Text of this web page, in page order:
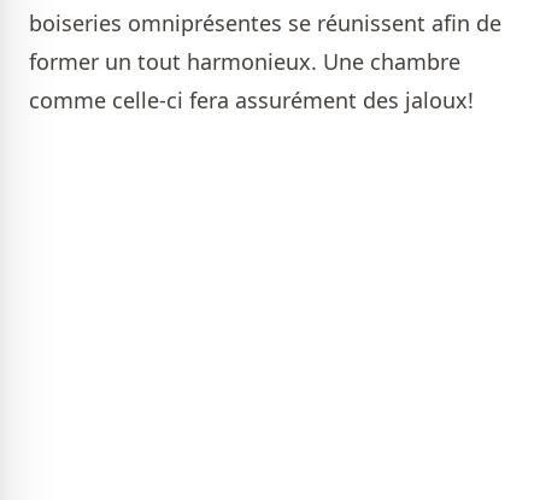
boiseries omniprésentes se réunissent afin de
former un tout harmonieux. Une chambre
comme celle-ci fera assurément des jaloux!